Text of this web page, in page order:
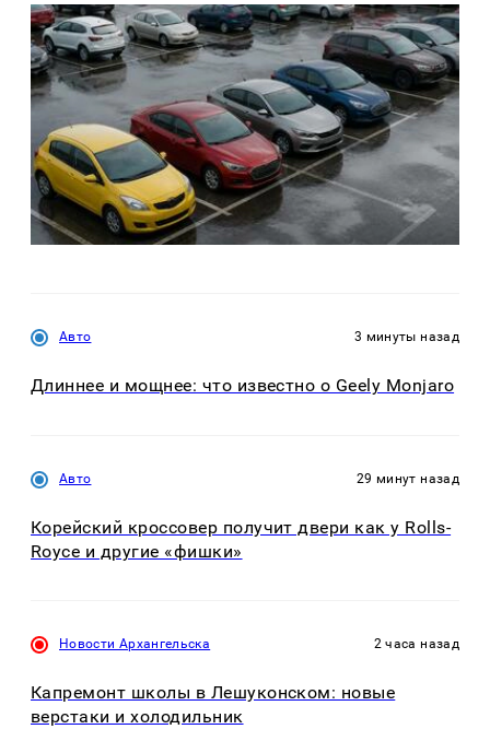
Авто 3 минуты назад
Длиннее и мощнее: что известно о Geely Monjaro
Авто 29 минут назад
Корейский кроссовер получит двери как у Rolls-
Royce и другие «фишки»
Новости Архангельска 2 часа назад
Капремонт школы в Лешуконском: новые
верстаки и холодильник